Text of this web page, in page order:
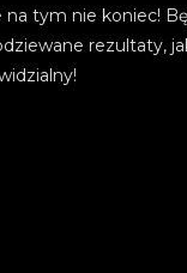
tym nie koniec!
rezultaty,